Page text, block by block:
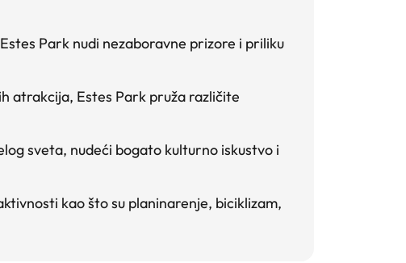
Park nudi nezaboravne prizore i priliku
atrakcija, Estes Park pruža različite
sveta, nudeći bogato kulturno iskustvo i
kao što su planinarenje, biciklizam,